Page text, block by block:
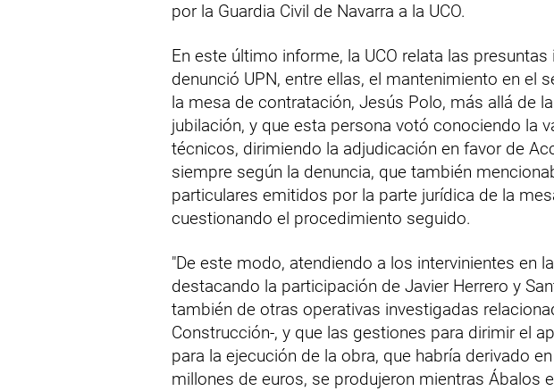
por la Guardia Civil de Navarra a la UCO.
En este último informe, la UCO relata las
denunció UPN, entre ellas, el mantenimiento en el
la mesa de contratación, Jesús Polo, más allá de
jubilación, y que esta persona votó conociendo la
técnicos, dirimiendo la adjudicación en favor de
siempre según la denuncia, que también
particulares emitidos por la parte jurídica de la
cuestionando el procedimiento seguido.
"De este modo, atendiendo a los intervinientes en
destacando la participación de Javier Herrero y
también de otras operativas investigadas
Construcción-, y que las gestiones para dirimir el
para la ejecución de la obra, que habría derivado
millones de euros, se produjeron mientras Ábalos